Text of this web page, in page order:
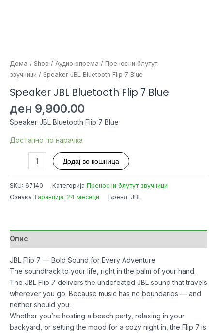
Дома / Shop / Аудио опрема / Преносни блутут
звучници / Speaker JBL Bluetooth Flip 7 Blue
Speaker JBL Bluetooth Flip 7 Blue
ден 9,900.00
Speaker JBL Bluetooth Flip 7 Blue
Достапно по нарачка
Speaker
Bluetooth
Додај во кошница
SKU: 67140 Категорија Преносни блутут звучници
Ознака: Гаранција: 24 месеци Бренд: JBL
Опис
JBL Flip 7 — Bold Sound for Every Adventure
The soundtrack to your life, right in the palm of your hand.
The JBL Flip 7 delivers the undefeated JBL sound that travels
wherever you go. Because music has no boundaries — and
neither should you.
Whether you’re hosting a beach party, relaxing in your
backyard, or setting the mood for a cozy night in, the Flip 7 is